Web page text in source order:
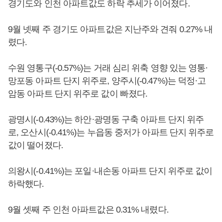
경기도와 인천 아파트값도 하락 추세가 이어졌다.
9월 넷째 주 경기도 아파트값은 지난주와 견줘 0.27% 내
렸다.
수원 영통구(-0.57%)는 거래 심리 위축 영향 있는 영통·
망포동 아파트 단지 위주로, 양주시(-0.47%)는 덕정·고
암동 아파트 단지 위주로 값이 빠졌다.
광명시(-0.43%)는 하안·광명동 구축 아파트 단지 위주
로, 오산시(-0.41%)는 누읍동 중저가 아파트 단지 위주로
값이 떨어졌다.
의왕시(-0.41%)는 포일·내손동 아파트 단지 위주로 값이
하락했다.
9월 셋째 주 인천 아파트값은 0.31% 내렸다.